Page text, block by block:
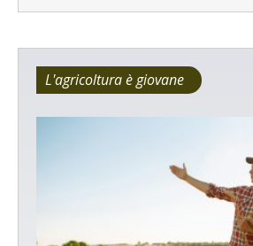
L'agricoltura è giovane